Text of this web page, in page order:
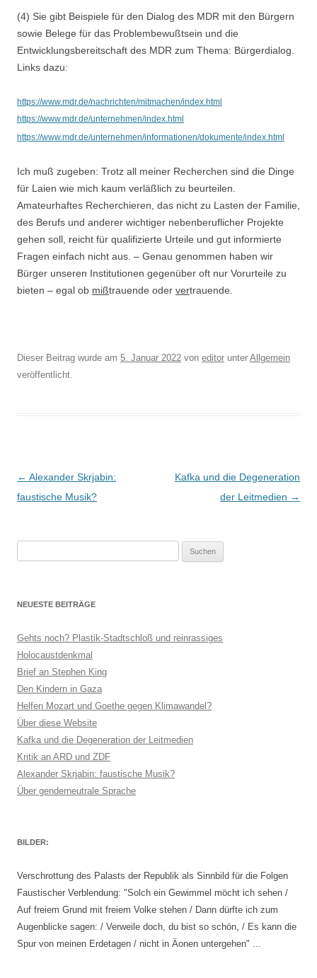
(4) Sie gibt Beispiele für den Dialog des MDR mit den Bürgern
sowie Belege für das Problembewußtsein und die
Entwicklungsbereitschaft des MDR zum Thema: Bürgerdialog.
Links dazu:
https://www.mdr.de/nachrichten/mitmachen/index.html
https://www.mdr.de/unternehmen/index.html
https://www.mdr.de/unternehmen/informationen/dokumente/index.html
Ich muß zugeben: Trotz all meiner Recherchen sind die Dinge
für Laien wie mich kaum verläßlich zu beurteilen.
Amateurhaftes Recherchieren, das nicht zu Lasten der Familie,
des Berufs und anderer wichtiger nebenberuflicher Projekte
gehen soll, reicht für qualifizierte Urteile und gut informierte
Fragen einfach nicht aus. – Genau genommen haben wir
Bürger unseren Institutionen gegenüber oft nur Vorurteile zu
bieten – egal ob mißtrauende oder vertrauende.
Dieser Beitrag wurde am 5. Januar 2022 von editor unter Allgemein
veröffentlicht.
Beitragsnavigation
← Alexander Skrjabin:
faustische Musik?
Kafka und die Degeneration
der Leitmedien →
NEUESTE BEITRÄGE
Gehts noch? Plastik-Stadtschloß und reinrassiges
Holocaustdenkmal
Brief an Stephen King
Den Kindern in Gaza
Helfen Mozart und Goethe gegen Klimawandel?
Über diese Website
Kafka und die Degeneration der Leitmedien
Kritik an ARD und ZDF
Alexander Skrjabin: faustische Musik?
Über genderneutrale Sprache
BILDER:
Verschrottung des Palasts der Republik als Sinnbild für die Folgen
Faustischer Verblendung: "Solch ein Gewimmel möcht ich sehen /
Auf freiem Grund mit freiem Volke stehen / Dann dürfte ich zum
Augenblicke sagen: / Verweile doch, du bist so schön, / Es kann die
Spur von meinen Erdetagen / nicht in Äonen untergehen" ...